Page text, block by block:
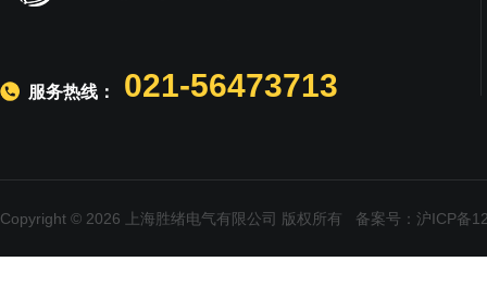
服务热线： 021-56473713
Copyright © 2026 上海胜绪电气有限公司 版权所有 备案号：沪ICP备